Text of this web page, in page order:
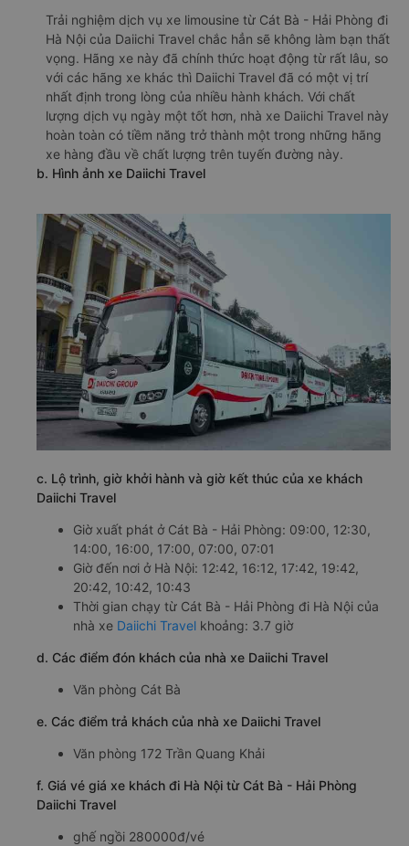
Trải nghiệm dịch vụ xe limousine từ Cát Bà - Hải Phòng đi
Hà Nội của Daiichi Travel chắc hẳn sẽ không làm bạn thất
vọng. Hãng xe này đã chính thức hoạt động từ rất lâu, so
với các hãng xe khác thì Daiichi Travel đã có một vị trí
nhất định trong lòng của nhiều hành khách. Với chất
lượng dịch vụ ngày một tốt hơn, nhà xe Daiichi Travel này
hoàn toàn có tiềm năng trở thành một trong những hãng
xe hàng đầu về chất lượng trên tuyến đường này.
b. Hình ảnh xe Daiichi Travel
c. Lộ trình, giờ khởi hành và giờ kết thúc của xe khách
Daiichi Travel
Giờ xuất phát ở Cát Bà - Hải Phòng: 09:00, 12:30,
14:00, 16:00, 17:00, 07:00, 07:01
Giờ đến nơi ở Hà Nội: 12:42, 16:12, 17:42, 19:42,
20:42, 10:42, 10:43
Thời gian chạy từ Cát Bà - Hải Phòng đi Hà Nội của
nhà xe Daiichi Travel khoảng: 3.7 giờ
d. Các điểm đón khách của nhà xe Daiichi Travel
Văn phòng Cát Bà
e. Các điểm trả khách của nhà xe Daiichi Travel
Văn phòng 172 Trần Quang Khải
f. Giá vé giá xe khách đi Hà Nội từ Cát Bà - Hải Phòng
Daiichi Travel
ghế ngồi 280000đ/vé